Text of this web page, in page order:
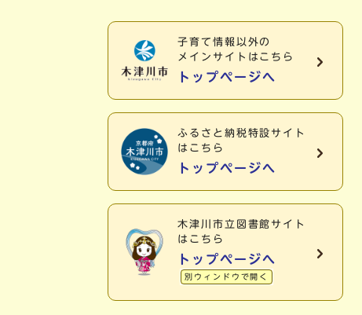
子育て情報以外の
メインサイトはこちら
トップページへ
ふるさと納税特設サイト
はこちら
トップページへ
木津川市立図書館サイト
はこちら
トップページへ
別ウィンドウで開く